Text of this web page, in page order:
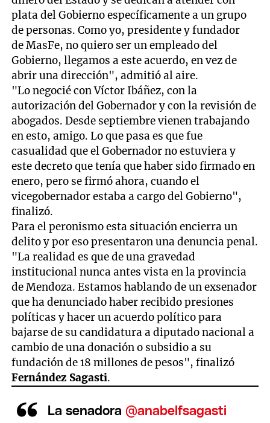
plata del Gobierno específicamente a un grupo
de personas. Como yo, presidente y fundador
de MasFe, no quiero ser un empleado del
Gobierno, llegamos a este acuerdo, en vez de
abrir una dirección", admitió al aire.
"Lo negocié con Víctor Ibáñez, con la
autorización del Gobernador y con la revisión de
abogados. Desde septiembre vienen trabajando
en esto, amigo. Lo que pasa es que fue
casualidad que el Gobernador no estuviera y
este decreto que tenía que haber sido firmado en
enero, pero se firmó ahora, cuando el
vicegobernador estaba a cargo del Gobierno",
finalizó.
Para el peronismo esta situación encierra un
delito y por eso presentaron una denuncia penal.
"La realidad es que de una gravedad
institucional nunca antes vista en la provincia
de Mendoza. Estamos hablando de un exsenador
que ha denunciado haber recibido presiones
políticas y hacer un acuerdo político para
bajarse de su candidatura a diputado nacional a
cambio de una donación o subsidio a su
fundación de 18 millones de pesos", finalizó
Fernández Sagasti.
La senadora @anabelfsagasti